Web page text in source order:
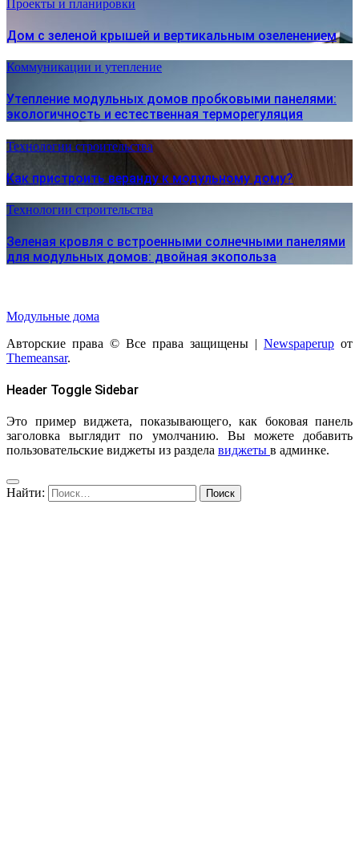
Проекты и планировки
Дом с зеленой крышей и вертикальным озеленением
Коммуникации и утепление
Утепление модульных домов пробковыми панелями:
экологичность и естественная терморегуляция
Технологии строительства
Как пристроить веранду к модульному дому?
Технологии строительства
Зеленая кровля с встроенными солнечными панелями
для модульных домов: двойная экопольза
Модульные дома
Авторские права © Все права защищены | Newspaperup от
Themeansar.
Header Toggle Sidebar
Это пример виджета, показывающего, как боковая панель
заголовка выглядит по умолчанию. Вы можете добавить
пользовательские виджеты из раздела виджеты в админке.
Найти: